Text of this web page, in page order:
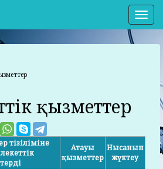
қызметтер
тізіліміне
Атауы
қызметтер
Нысанын
жүктеу